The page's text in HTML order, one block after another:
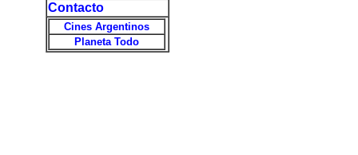
Contacto
Cines Argentinos
Planeta Todo